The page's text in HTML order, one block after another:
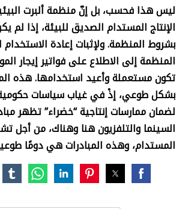
ليس هذا فحسب، بل إنّ منظمة ألبرت
الإنتاج المستدام الصديق للبيئة، إذا لم
بشروط المنظمة. ولإثبات إعادة الاستخدام
المنظمة إلى الاطلاع على فواتير إيجار
تكون مستعملة وأعيد استخدامها. هذه
بشكل طوعي، إذْ في غياب سياسات
لضمان ممارسات إنتاجية “خضراء” تظهر
السينما والتلفزيون هنا وهناك، من أجل
المستدام، وهذه المبادرات هي دومًا